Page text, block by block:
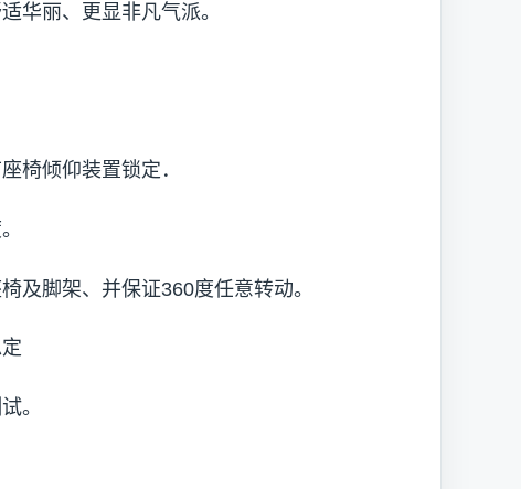
华丽、更显非凡气派。
椅倾仰装置锁定．
及脚架、并保证360度任意转动。
。